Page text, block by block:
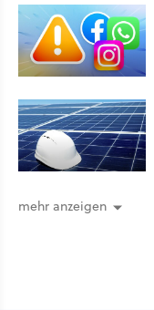
mehr anzeigen